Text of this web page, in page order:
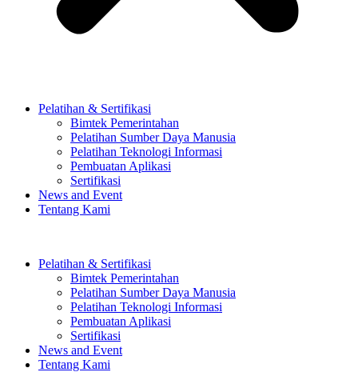
Pelatihan & Sertifikasi
Bimtek Pemerintahan
Pelatihan Sumber Daya Manusia
Pelatihan Teknologi Informasi
Pembuatan Aplikasi
Sertifikasi
News and Event
Tentang Kami
Pelatihan & Sertifikasi
Bimtek Pemerintahan
Pelatihan Sumber Daya Manusia
Pelatihan Teknologi Informasi
Pembuatan Aplikasi
Sertifikasi
News and Event
Tentang Kami